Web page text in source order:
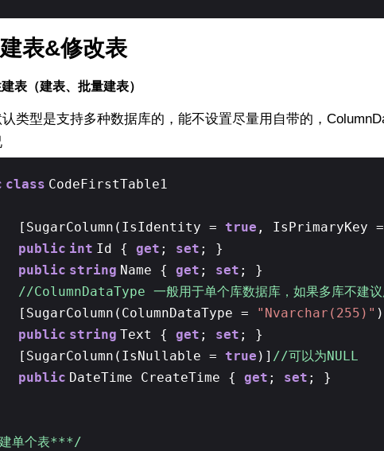
表&修改表
表（建表、批量建表）
类型是支持多种数据库的，能不设置尽量用自带的，
class CodeFirstTable1
[SugarColumn(IsIdentity = true , IsPrimaryKey =
public int Id { get ; set ; }
public string Name { get ; set ; }
//ColumnDataType 一般用于单个库数据库，如果多库不建议
[SugarColumn(ColumnDataType =
"Nvarchar(255)"
public string Text { get ; set ; }
[SugarColumn(IsNullable = true )] //可以为NULL
public DateTime CreateTime { get ; set ; }
单个表***/